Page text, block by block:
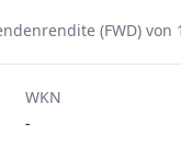
(FWD) von
WKN
-